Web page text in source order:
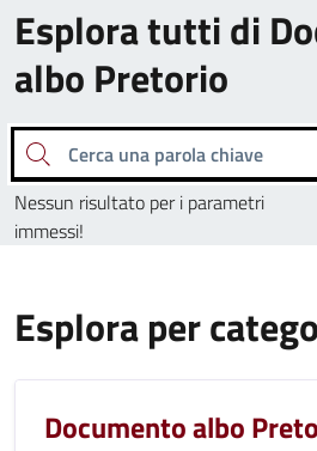
Esplora tutti di
albo Pretorio
Cerca una parola chiave
Nessun risultato per i parametri
immessi!
Esplora per
Documento albo